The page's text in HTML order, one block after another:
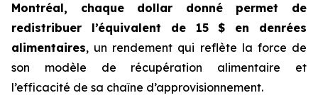
Montréal, chaque dollar donné permet de
redistribuer l’équivalent de 15 $ en denrées
alimentaires, un rendement qui reflète la force de
son modèle de récupération alimentaire et
l’efficacité de sa chaîne d’approvisionnement.